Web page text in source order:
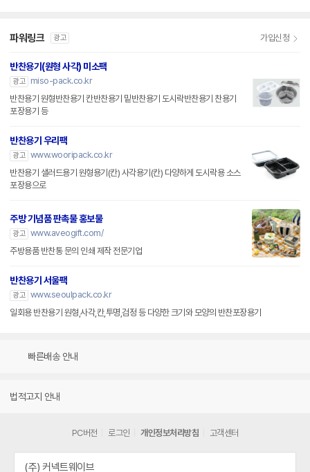
파워링크 광고 가입신청
반찬용기(원형 사각) 미소팩
광고
miso-pack.co.kr
반찬용기 원형반찬용기 칸반찬용기 밑반찬용기 도시락반찬용기 찬용기
포장용기 등
반찬용기 우리팩
광고 www.wooripack.co.kr
반찬용기 샐러드용기 원형용기(칸) 사각용기(칸) 다양하게 도시락용 소스
포장용으로
주방 기념품 판촉물 홍보물
광고 www.aveogift.com/
주방용품 반찬통 문의 인쇄 제작 전문기업
반찬용기 서울팩
광고 www.seoulpack.co.kr
일회용 반찬용기 원형,사각,칸,투명,검정 등 다양한 크기와 모양의 반찬포장용기
빠른배송 안내
법적고지 안내
PC버전 로그인 개인정보처리방침 고객센터
(주) 커넥트웨이브